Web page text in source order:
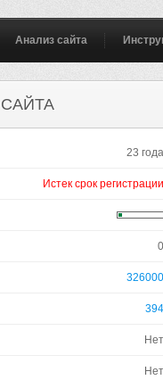
Анализ сайта
23 года
Истек срок регистрации
0
326000
394
Нет
Нет